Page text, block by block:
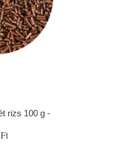
rizs 100 g -